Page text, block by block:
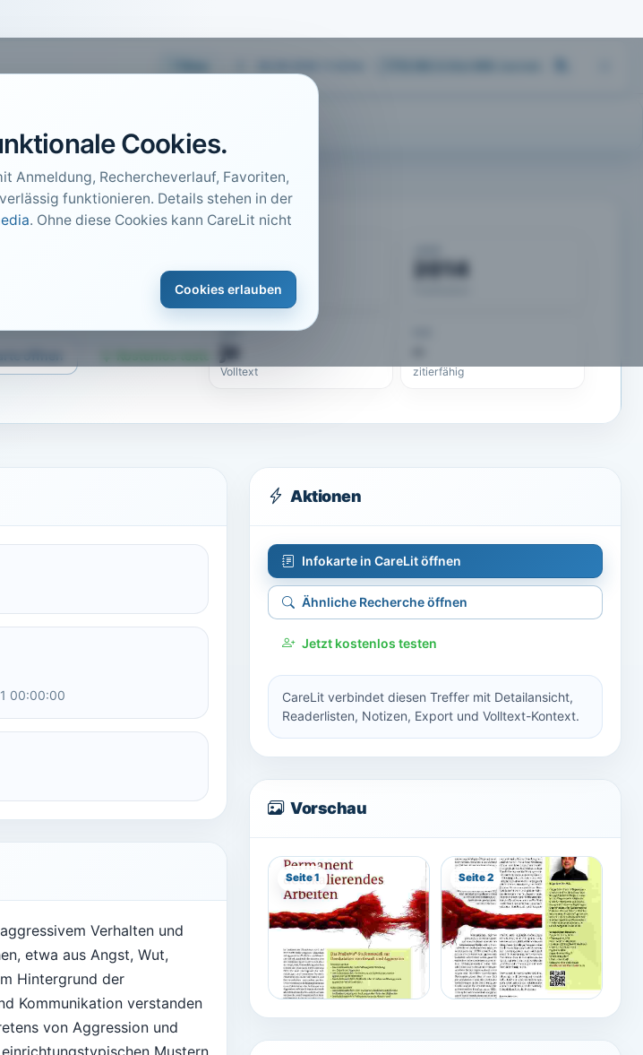
Cookies.
Anmeldung, Rechercheverlauf, Favoriten,
funktionieren. Details stehen in der
. Ohne diese Cookies kann CareLit nicht
Cookies erlauben
150251
CareLit-ID
2014
PDF
ja
Volltext zitierfähig
00:00:00
Verhalten und
etwa aus Angst, Wut,
Hintergrund der
Kommunikation verstanden
von Aggression und
Mustern
Aktionen
Infokarte in CareLit öffnen
Ähnliche Recherche öffnen
Jetzt kostenlos testen
CareLit verbindet diesen Treffer mit Detailansicht,
Readerlisten, Notizen, Export und Volltext-Kontext.
Vorschau
Seite 1 Seite 2